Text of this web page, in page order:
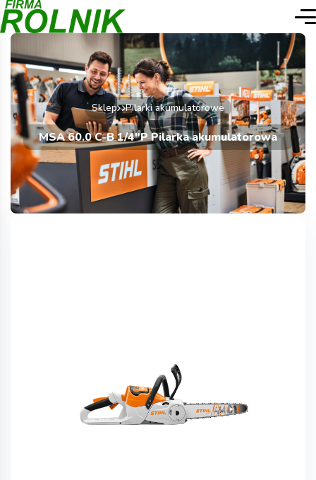
Sklep Pilarki akumulatorowe
MSA 60.0 C-B 1/4″P Pilarka akumulatorowa